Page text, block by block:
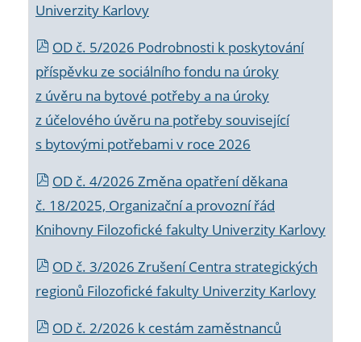
Univerzity Karlovy
OD č. 5/2026 Podrobnosti k poskytování
příspěvku ze sociálního fondu na úroky
z úvěru na bytové potřeby a na úroky
z účelového úvěru na potřeby související
s bytovými potřebami v roce 2026
OD č. 4/2026 Změna opatření děkana
č. 18/2025, Organizační a provozní řád
Knihovny Filozofické fakulty Univerzity Karlovy
OD č. 3/2026 Zrušení Centra strategických
regionů Filozofické fakulty Univerzity Karlovy
OD č. 2/2026 k cestám zaměstnanců